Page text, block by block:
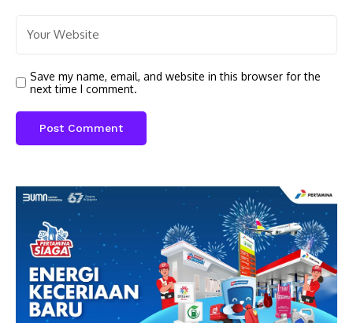
Save my name, email, and website in this browser for the
next time I comment.